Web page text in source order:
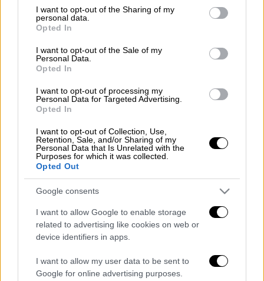
not limited to your visit or usage behaviour. You may click to
grant or deny consent to Google and its third-party tags to
use your data for below specified purposes in below Google
consent section.
I want to opt-out of the Sharing of my
personal data.
Opted In
I want to opt-out of the Sale of my
Personal Data.
Opted In
I want to opt-out of processing my
Personal Data for Targeted Advertising.
Opted In
I want to opt-out of Collection, Use,
Retention, Sale, and/or Sharing of my
Personal Data that Is Unrelated with the
Purposes for which it was collected.
Opted Out
Google consents
I want to allow Google to enable storage
related to advertising like cookies on web or
device identifiers in apps.
I want to allow my user data to be sent to
Google for online advertising purposes.
Περιμέναμε μία ήρεμη αγωνιστική, αλλά ο
διπλό που πήρε μέσα στο ΟΑΚΑ επί του
Παναθηναϊκού.
Διαβάστε περισσότερα στοsdna.gr
Τα «γεράκια» της Ψάθας: Έσωσαν από τη
μεγάλη φωτιά τη γειτονιά που κάποτε τους
Κυνήγι χρόνου στα λεωφορεία: Δρομολόγια
που «δεν βγαίνουν» και προειδοποιήσεις
Σοκ στο Μεξικό: Influencer εκτελέστηκε σε
κεφάλι